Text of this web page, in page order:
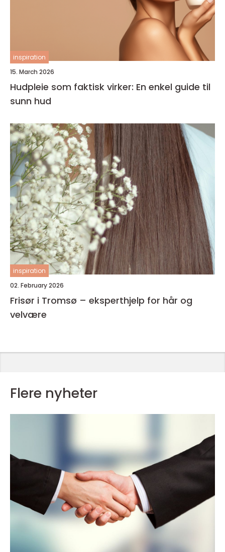
inspiration
15. March 2026
Hudpleie som faktisk virker: En enkel guide til
sunn hud
inspiration
02. February 2026
Frisør i Tromsø – eksperthjelp for hår og
velvære
Flere nyheter